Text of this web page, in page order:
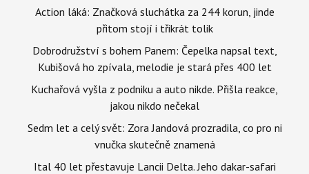
Action láká: Značková sluchátka za 244 korun, jinde
přitom stojí i třikrát tolik
Dobrodružství s bohem Panem: Čepelka napsal text,
Kubišová ho zpívala, melodie je stará přes 400 let
Kuchařová vyšla z podniku a auto nikde. Přišla reakce,
jakou nikdo nečekal
Sedm let a celý svět: Zora Jandová prozradila, co pro ni
vnučka skutečně znamená
Ital 40 let přestavuje Lancii Delta. Jeho dakar-safari